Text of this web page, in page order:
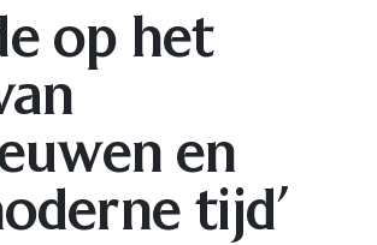
op het
en
tijd’